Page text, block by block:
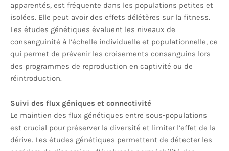
apparentés, est fréquente dans les populations petites et
isolées. Elle peut avoir des effets délétères sur la fitness.
Les études génétiques évaluent les niveaux de
consanguinité à l’échelle individuelle et populationnelle, ce
qui permet de prévenir les croisements consanguins lors
des programmes de reproduction en captivité ou de
réintroduction.
Suivi des flux géniques et connectivité
Le maintien des flux génétiques entre sous-populations
est crucial pour préserver la diversité et limiter l’effet de la
dérive. Les études génétiques permettent de détecter les